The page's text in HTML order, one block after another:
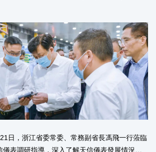
日，浙江省委常委、常務副省長馮飛一行蒞臨
儀表調研指導，深入了解天信儀表發展情況、